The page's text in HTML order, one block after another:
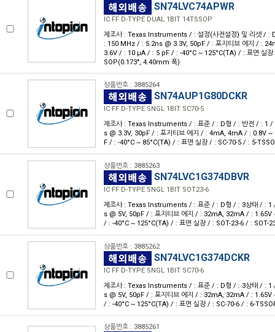
SN74LVC74APWR
IC FF D-TYPE DUAL 1BIT 14TSSOP
제조사 : Texas Instruments / : 설정(사전설정) 및 리셋 / :
: 150 MHz / : 5.2ns @ 3.3V, 50pF / : 포지티브 에지 / :
3.6V / : 10 μA / : 5 pF / : -40°C ~ 125°C(TA) / : 표면 실
SOP(0.173", 4.40mm 폭)
상품번호 : 3885264
SN74AUP1G80DCKR
IC FF D-TYPE SNGL 1BIT SC70-5
제조사 : Texas Instruments / : 표준 / : D형 / : 반전 / : 1
s @ 3.3V, 30pF / : 포지티브 에지 / : 4mA, 4mA / : 0.8V
F / : -40°C ~ 85°C(TA) / : 표면 실장 / : SC-70-5 / : 5-
상품번호 : 3885263
SN74LVC1G374DBVR
IC FF D-TYPE SNGL 1BIT SOT23-6
제조사 : Texas Instruments / : 표준 / : D형 / : 3상태 / :
s @ 5V, 50pF / : 포지티브 에지 / : 32mA, 32mA / :
/ : -40°C ~ 125°C(TA) / : 표면 실장 / : SOT-23-6 / : SOT-
상품번호 : 3885262
SN74LVC1G374DCKR
IC FF D-TYPE SNGL 1BIT SC70-6
제조사 : Texas Instruments / : 표준 / : D형 / : 3상태 / :
s @ 5V, 50pF / : 포지티브 에지 / : 32mA, 32mA / :
/ : -40°C ~ 125°C(TA) / : 표면 실장 / : SC-70-6 / : 6-
상품번호 : 3885261